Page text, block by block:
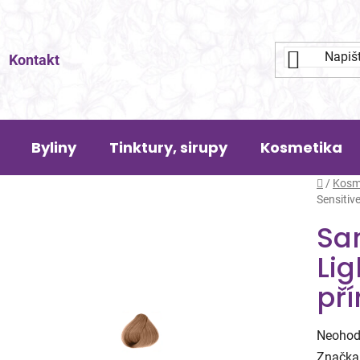
Kontakt
Byliny Tinktury, sirupy Kosmetika
Domů
/